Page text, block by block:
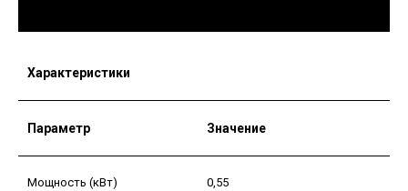
Характеристики
Параметр Значение
Мощность (кВт) 0,55